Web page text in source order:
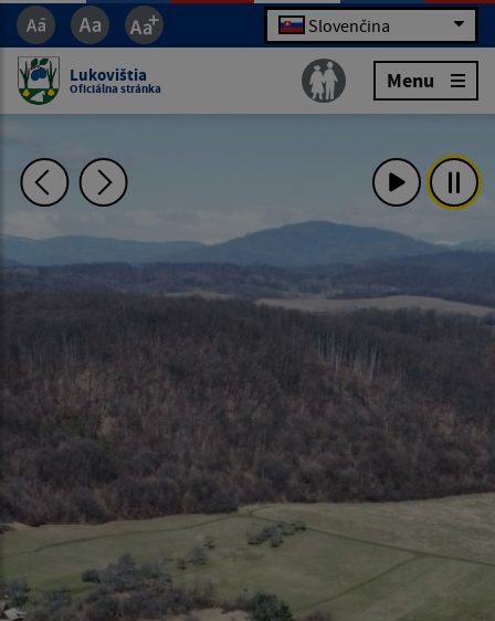
Slovenčina
Lukovištia
Oficiálna stránka Menu